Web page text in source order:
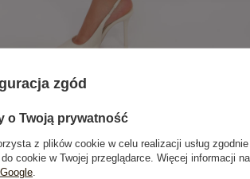
Zwroty i reklamacje Opinie o produkcie
zgód
o Twoją prywatność
z plików cookie w celu realizacji usług
cookie w Twojej przeglądarce. Więcej informacji